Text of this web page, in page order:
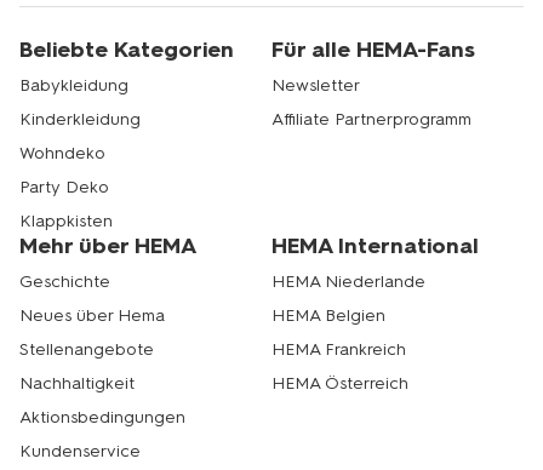
Beliebte Kategorien
Babykleidung
Kinderkleidung
Wohndeko
Party Deko
Klappkisten
Für alle HEMA-Fans
Newsletter
Affiliate Partnerprogramm
Mehr über HEMA
Geschichte
Neues über Hema
Stellenangebote
Nachhaltigkeit
Aktionsbedingungen
Kundenservice
HEMA International
HEMA Niederlande
HEMA Belgien
HEMA Frankreich
HEMA Österreich